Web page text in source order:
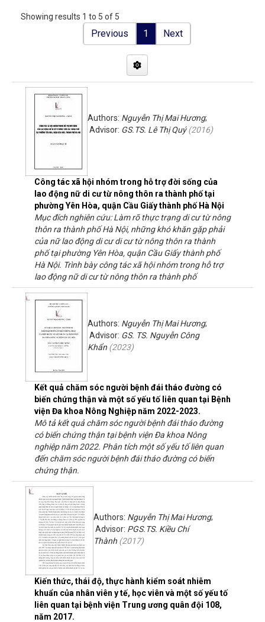
Showing results 1 to 5 of 5
Previous 1 Next
Công tác xã hội nhóm trong hỗ trợ đời sống của
lao động nữ di cư từ nông thôn ra thành phố tại
phường Yên Hòa, quận Cầu Giấy thành phố Hà Nội
Authors: Nguyễn Thị Mai Hương;
Advisor: GS.TS. Lê Thị Quý(2016)
Mục đích nghiên cứu: Làm rõ thực trạng di cư từ nông
thôn ra thành phố Hà Nội, những khó khăn gặp phải
của nữ lao động di cư di cư từ nông thôn ra thành
phố tại phường Yên Hòa, quận Cầu Giấy thành phố
Hà Nội. Trình bày công tác xã hội nhóm trong hỗ trợ
lao động nữ di cư từ nông thôn ra thành phố
Kết quả chăm sóc người bệnh đái tháo đường có
biến chứng thận và một số yếu tố liên quan tại Bệnh
viện Đa khoa Nông Nghiệp năm 2022-2023.
Authors: Nguyễn Thị Mai Hương;
Advisor: GS. TS. Nguyễn Công
Khẩn (2023)
Mô tả kết quả chăm sóc người bệnh đái tháo đường
có biến chứng thận tại bệnh viện Đa khoa Nông
nghiệp năm 2022. Phân tích một số yếu tố liên quan
đến chăm sóc người bệnh đái tháo đường có biến
chứng thận.
Kiến thức, thái độ, thực hành kiểm soát nhiễm
khuẩn của nhân viên y tế, học viên và một số yếu tố
liên quan tại bệnh viện Trung ương quân đội 108,
năm 2017.
Authors: Nguyễn Thị Mai Hương;
Advisor: PGS.TS. Kiều Chí
Thành (2017)